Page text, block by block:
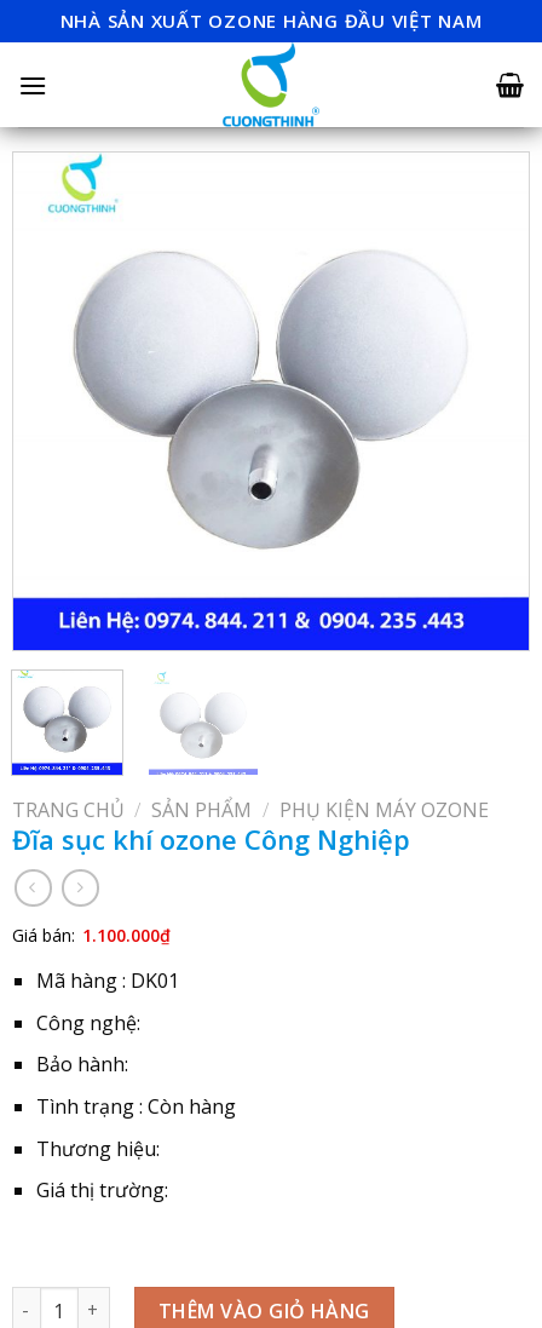
to
content
NHÀ SẢN XUẤT OZONE HÀNG ĐẦU VIỆT NAM
TRANG CHỦ / SẢN PHẨM / PHỤ KIỆN MÁY OZONE
Đĩa sục khí ozone Công Nghiệp
Giá bán: 1.100.000₫
Mã hàng : DK01
Công nghệ:
Bảo hành:
Tình trạng : Còn hàng
Thương hiệu:
Giá thị trường:
Đĩa sục khí ozone Công Nghiệp số lượng
THÊM VÀO GIỎ HÀNG